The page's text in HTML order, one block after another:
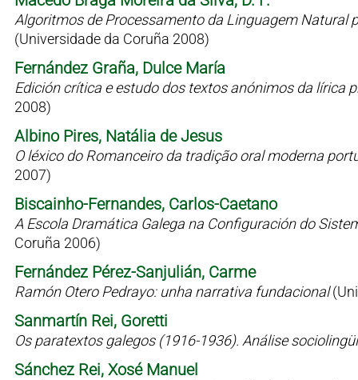
Algoritmos de Processamento da Linguagem Natural
(Universidade da Coruña 2008)
Fernández Graña, Dulce María
Edición crítica e estudo dos textos anónimos da lírica
2008)
Albino Pires, Natália de Jesus
O léxico do Romanceiro da tradição oral moderna
2007)
Biscainho-Fernandes, Carlos-Caetano
A Escola Dramática Galega na Configuración do
Coruña 2006)
Fernández Pérez-Sanjulián, Carme
Ramón Otero Pedrayo: unha narrativa fundacional
Sanmartín Rei, Goretti
Os paratextos galegos (1916-1936). Análise
Sánchez Rei, Xosé Manuel